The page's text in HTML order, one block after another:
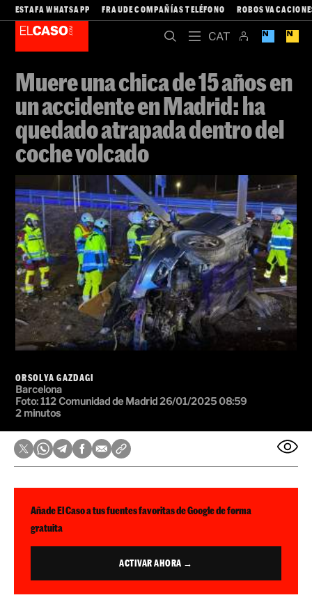
ESTAFA WHATSAPP FRAUDE COMPAÑÍAS TELÉFONO ROBOS
Muere una chica de 15 años en
un accidente en Madrid: ha
quedado atrapada dentro del
coche volcado
ORSOLYA GAZDAGI
Barcelona
Foto: 112 Comunidad de Madrid26/01/2025 08:59
2 minutos
Añade El Caso a tus fuentes favoritas de Google de forma
gratuita
ACTIVAR AHORA →